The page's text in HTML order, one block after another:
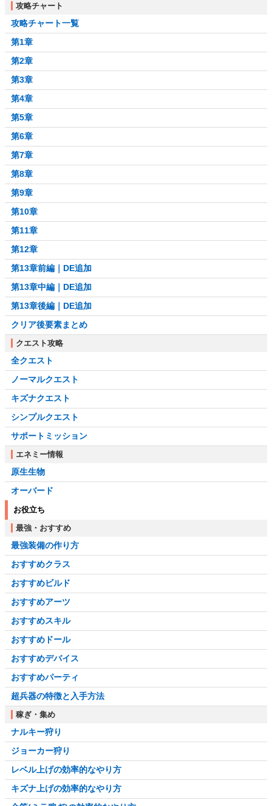
攻略チャート
攻略チャート一覧
第1章
第2章
第3章
第4章
第5章
第6章
第7章
第8章
第9章
第10章
第11章
第12章
第13章前編｜DE追加
第13章中編｜DE追加
第13章後編｜DE追加
クリア後要素まとめ
クエスト攻略
全クエスト
ノーマルクエスト
キズナクエスト
シンプルクエスト
サポートミッション
エネミー情報
原生生物
オーバード
お役立ち
最強・おすすめ
最強装備の作り方
おすすめクラス
おすすめビルド
おすすめアーツ
おすすめスキル
おすすめドール
おすすめデバイス
おすすめパーティ
超兵器の特徴と入手方法
稼ぎ・集め
ナルキー狩り
ジョーカー狩り
レベル上げの効率的なやり方
キズナ上げの効率的なやり方